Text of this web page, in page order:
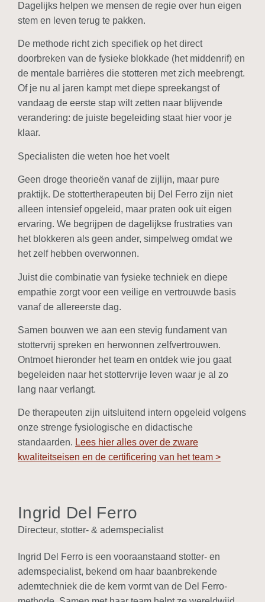
Dagelijks helpen we mensen de regie over hun eigen
stem en leven terug te pakken.
De methode richt zich specifiek op het direct
doorbreken van de fysieke blokkade (het middenrif) en
de mentale barrières die stotteren met zich meebrengt.
Of je nu al jaren kampt met diepe spreekangst of
vandaag de eerste stap wilt zetten naar blijvende
verandering: de juiste begeleiding staat hier voor je
klaar.
Specialisten die weten hoe het voelt
Geen droge theorieën vanaf de zijlijn, maar pure
praktijk. De stottertherapeuten bij Del Ferro zijn niet
alleen intensief opgeleid, maar praten ook uit eigen
ervaring. We begrijpen de dagelijkse frustraties van
het blokkeren als geen ander, simpelweg omdat we
het zelf hebben overwonnen.
Juist die combinatie van fysieke techniek en diepe
empathie zorgt voor een veilige en vertrouwde basis
vanaf de allereerste dag.
Samen bouwen we aan een stevig fundament van
stottervrij spreken en herwonnen zelfvertrouwen.
Ontmoet hieronder het team en ontdek wie jou gaat
begeleiden naar het stottervrije leven waar je al zo
lang naar verlangt.
De therapeuten zijn uitsluitend intern opgeleid volgens
onze strenge fysiologische en didactische
standaarden. Lees hier alles over de zware
kwaliteitseisen en de certificering van het team >
Ingrid Del Ferro
Directeur, stotter- & ademspecialist
Ingrid Del Ferro is een vooraanstaand stotter- en
ademspecialist, bekend om haar baanbrekende
ademtechniek die de kern vormt van de Del Ferro-